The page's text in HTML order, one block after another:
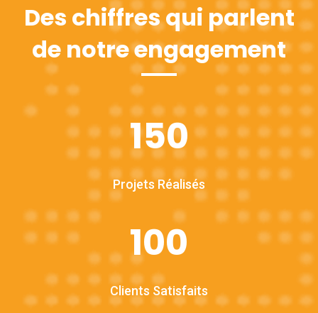
Des chiffres qui parlent
de notre engagement
150
Projets Réalisés
100
Clients Satisfaits